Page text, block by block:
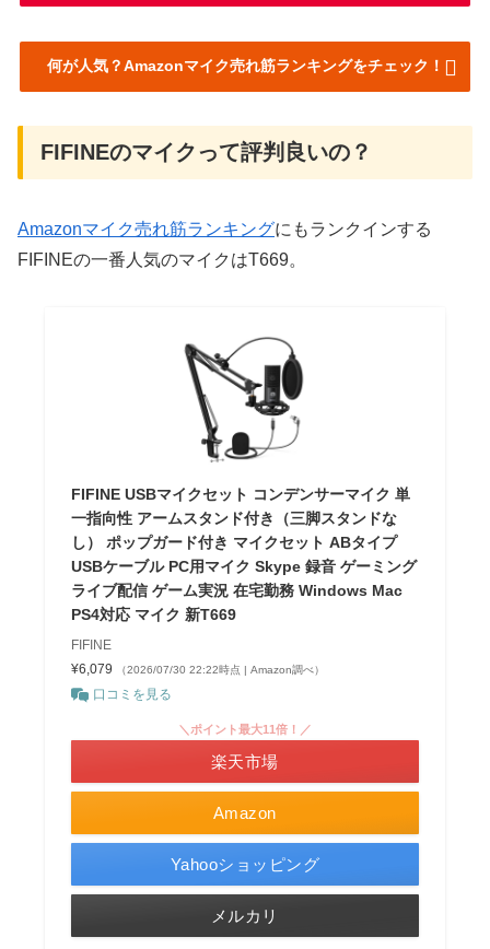
何が人気？Amazonマイク売れ筋ランキングをチェック！
FIFINEのマイクって評判良いの？
Amazonマイク売れ筋ランキングにもランクインする
FIFINEの一番人気のマイクはT669。
FIFINE USBマイクセット コンデンサーマイク 単
一指向性 アームスタンド付き（三脚スタンドな
し） ポップガード付き マイクセット ABタイプ
USBケーブル PC用マイク Skype 録音 ゲーミング
ライブ配信 ゲーム実況 在宅勤務 Windows Mac
PS4対応 マイク 新T669
FIFINE
¥6,079
（2026/07/30 22:22時点 | Amazon調べ）
口コミを見る
Amazon
＼ポイント最大11倍！／
楽天市場
Yahooショッピング
メルカリ